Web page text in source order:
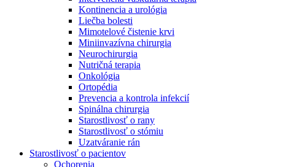
Nájdite si prácu u nás​
Objavte svoje kariérne príležitosti ​v B. Braun. Vyhľadajte náš trh
Kontinencia a urológia
Liečba bolesti
Mimotelové čistenie krvi
Miniinvazívna chirurgia
Neurochirurgia
Nutričná terapia
Onkológia
Ortopédia
Prevencia a kontrola infekcií
Spinálna chirurgia
Starostlivosť o rany
Starostlivosť o stómiu
Uzatváranie rán
Starostlivosť o pacientov
Ochorenia